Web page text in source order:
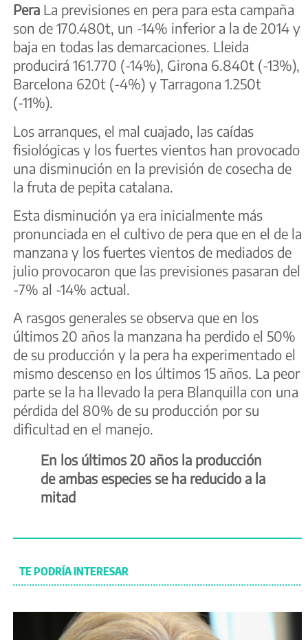
Pera La previsiones en pera para esta campaña
son de 170.480t, un -14% inferior a la de 2014 y
baja en todas las demarcaciones. Lleida
producirá 161.770 (-14%), Girona 6.840t (-13%),
Barcelona 620t (-4%) y Tarragona 1.250t
(-11%).
Los arranques, el mal cuajado, las caídas
fisiológicas y los fuertes vientos han provocado
una disminución en la previsión de cosecha de
la fruta de pepita catalana.
Esta disminución ya era inicialmente más
pronunciada en el cultivo de pera que en el de la
manzana y los fuertes vientos de mediados de
julio provocaron que las previsiones pasaran del
-7% al -14% actual.
A rasgos generales se observa que en los
últimos 20 años la manzana ha perdido el 50%
de su producción y la pera ha experimentado el
mismo descenso en los últimos 15 años. La peor
parte se la ha llevado la pera Blanquilla con una
pérdida del 80% de su producción por su
dificultad en el manejo.
En los últimos 20 años la producción
de ambas especies se ha reducido a la
mitad
TE PODRÍA INTERESAR